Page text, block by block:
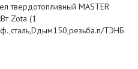
твердотопливный MASTER
Zota (1
ТЭНБ